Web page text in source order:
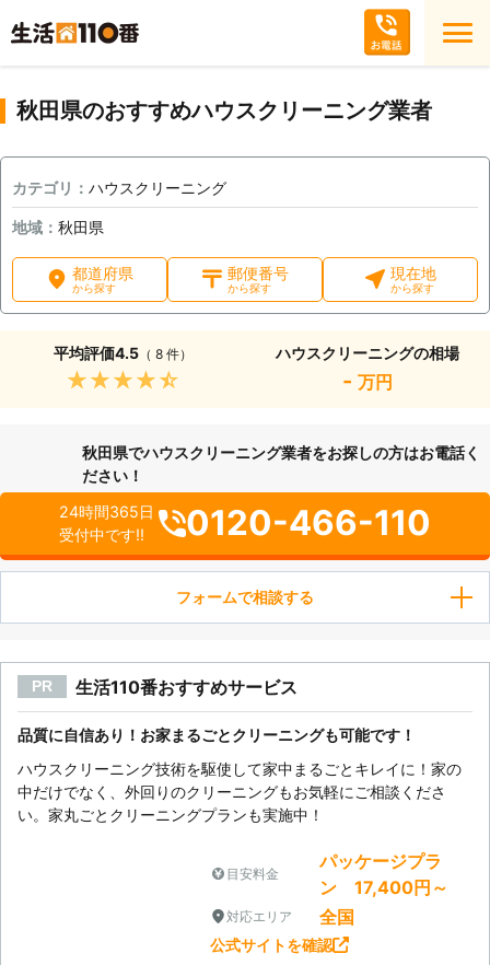
秋田県のおすすめハウスクリーニング業者
カテゴリ： ハウスクリーニング
地域： 秋田県
都道府県
から探す
郵便番号
から探す
現在地
から探す
平均評価4.5（ 8 件）
★★★★★
ハウスクリーニングの相場
- 万円
秋田県でハウスクリーニング業者をお探しの方はお電話く
ださい！
24時間365日
受付中です!!
0120-466-110
フォームで相談する
PR 生活110番おすすめサービス
品質に自信あり！お家まるごとクリーニングも可能です！
ハウスクリーニング技術を駆使して家中まるごとキレイに！家の
中だけでなく、外回りのクリーニングもお気軽にご相談くださ
い。家丸ごとクリーニングプランも実施中！
目安料金
パッケージプラ
ン 17,400円～
対応エリア 全国
公式サイトを確認